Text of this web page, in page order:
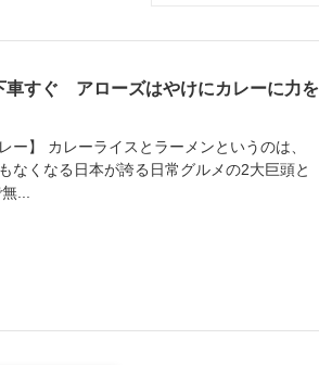
車すぐ アローズはやけにカレーに力を
ー】 カレーライスとラーメンというのは、
なくなる日本が誇る日常グルメの2大巨頭と
...